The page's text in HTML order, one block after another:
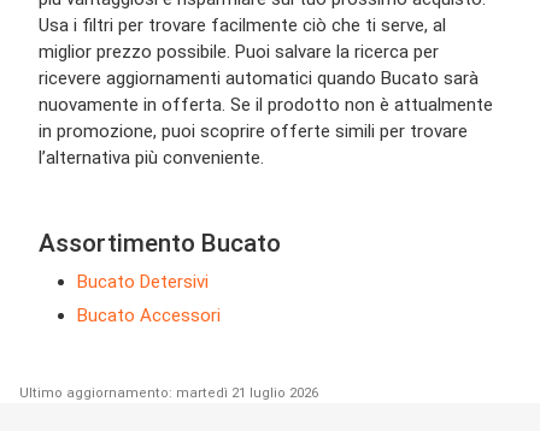
Usa i filtri per trovare facilmente ciò che ti serve, al
miglior prezzo possibile. Puoi salvare la ricerca per
ricevere aggiornamenti automatici quando Bucato sarà
nuovamente in offerta. Se il prodotto non è attualmente
in promozione, puoi scoprire offerte simili per trovare
l’alternativa più conveniente.
Assortimento Bucato
Bucato Detersivi
Bucato Accessori
Ultimo aggiornamento: martedì 21 luglio 2026